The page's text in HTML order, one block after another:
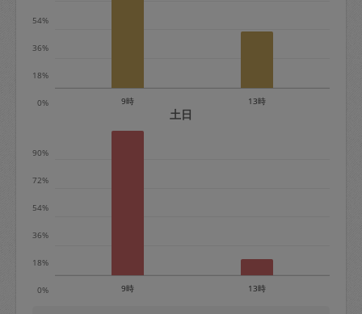
※キャンセル料金の設定について：
定期依頼1回（3時間）の金額とスポット
0%
18%
36%
54%
9時 13時
土日
0%
18%
36%
54%
72%
90%
9時 13時